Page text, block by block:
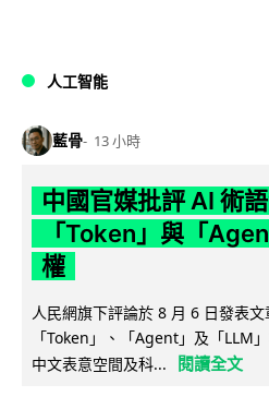
人工智能
藍骨 13 小時
中國官媒批評 AI 術
「Token」與「
權
人民網旗下評論於 8 月 6 日發表
「Token」、「Agent」及「LLM
中文表意空間及科...
閱讀全文